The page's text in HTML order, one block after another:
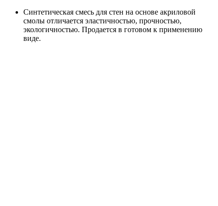
Синтетическая смесь для стен на основе акриловой
смолы отличается эластичностью, прочностью,
экологичностью. Продается в готовом к применению
виде.